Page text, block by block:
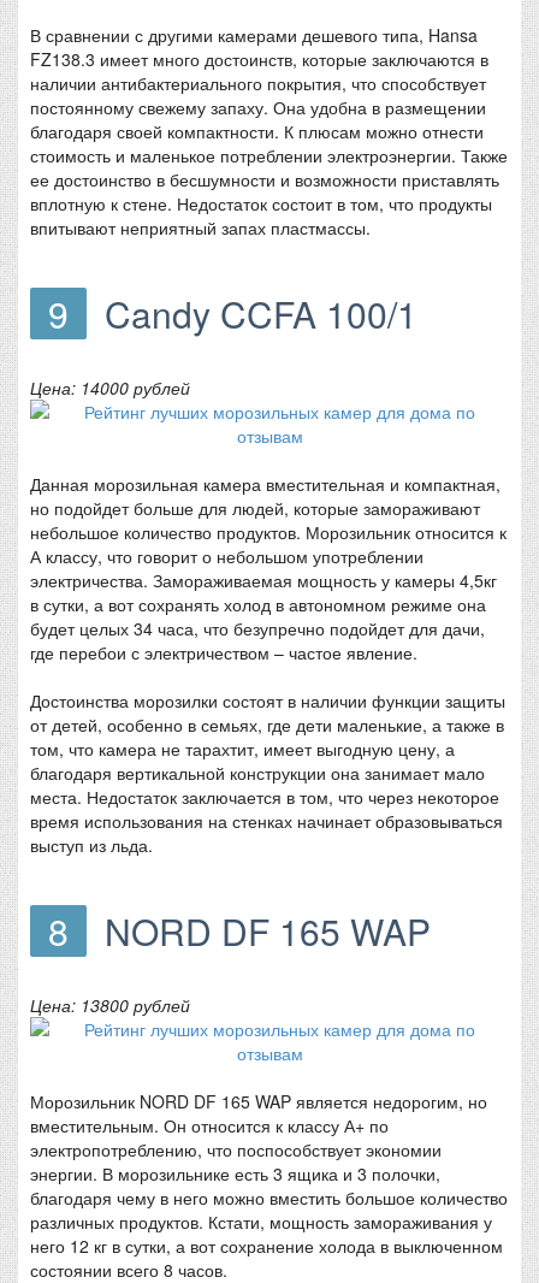
В сравнении с другими камерами дешевого типа, Hansa
FZ138.3 имеет много достоинств, которые заключаются в
наличии антибактериального покрытия, что способствует
постоянному свежему запаху. Она удобна в размещении
благодаря своей компактности. К плюсам можно отнести
стоимость и маленькое потреблении электроэнергии. Также
ее достоинство в бесшумности и возможности приставлять
вплотную к стене. Недостаток состоит в том, что продукты
впитывают неприятный запах пластмассы.
9 Candy CCFA 100/1
Цена: 14000 рублей
Данная морозильная камера вместительная и компактная,
но подойдет больше для людей, которые замораживают
небольшое количество продуктов. Морозильник относится к
А классу, что говорит о небольшом употреблении
электричества. Замораживаемая мощность у камеры 4,5кг
в сутки, а вот сохранять холод в автономном режиме она
будет целых 34 часа, что безупречно подойдет для дачи,
где перебои с электричеством – частое явление.
Достоинства морозилки состоят в наличии функции защиты
от детей, особенно в семьях, где дети маленькие, а также в
том, что камера не тарахтит, имеет выгодную цену, а
благодаря вертикальной конструкции она занимает мало
места. Недостаток заключается в том, что через некоторое
время использования на стенках начинает образовываться
выступ из льда.
8 NORD DF 165 WAP
Цена: 13800 рублей
Морозильник NORD DF 165 WAP является недорогим, но
вместительным. Он относится к классу А+ по
электропотреблению, что поспособствует экономии
энергии. В морозильнике есть 3 ящика и 3 полочки,
благодаря чему в него можно вместить большое количество
различных продуктов. Кстати, мощность замораживания у
него 12 кг в сутки, а вот сохранение холода в выключенном
состоянии всего 8 часов.